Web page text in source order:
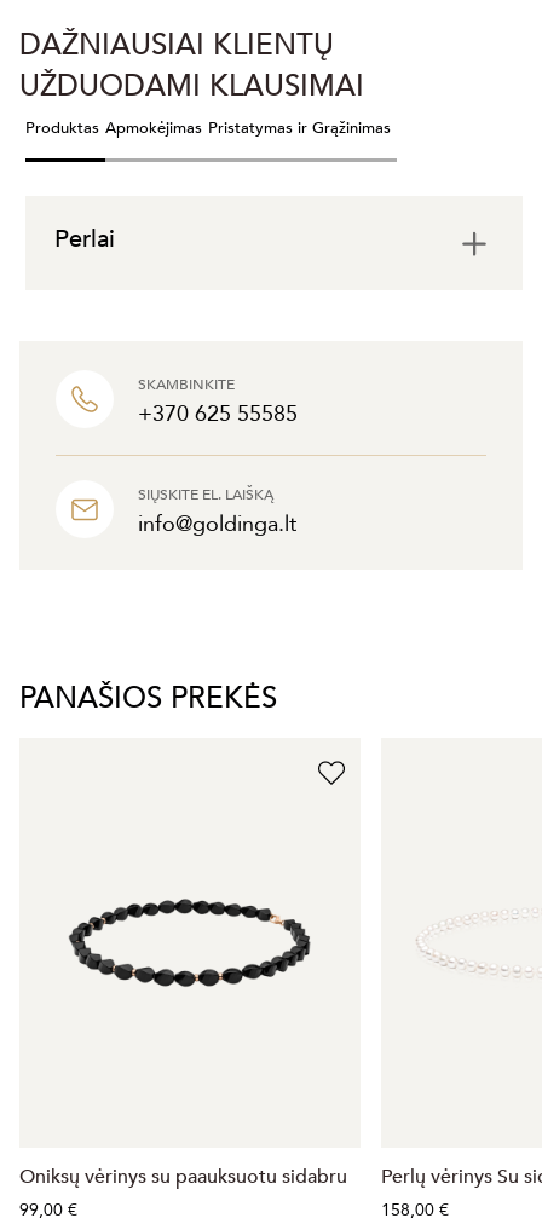
SKAMBINKITE
+370 625 55585
SIŲSKITE EL. LAIŠKĄ
info@goldinga.lt
DAŽNIAUSIAI KLIENTŲ
UŽDUODAMI KLAUSIMAI
Produktas Apmokėjimas Pristatymas ir Grąžinimas
Perlai
PANAŠIOS PREKĖS
Oniksų vėrinys su paauksuotu sidabru
99,00 €
Perlų vėrinys Su
158,00 €